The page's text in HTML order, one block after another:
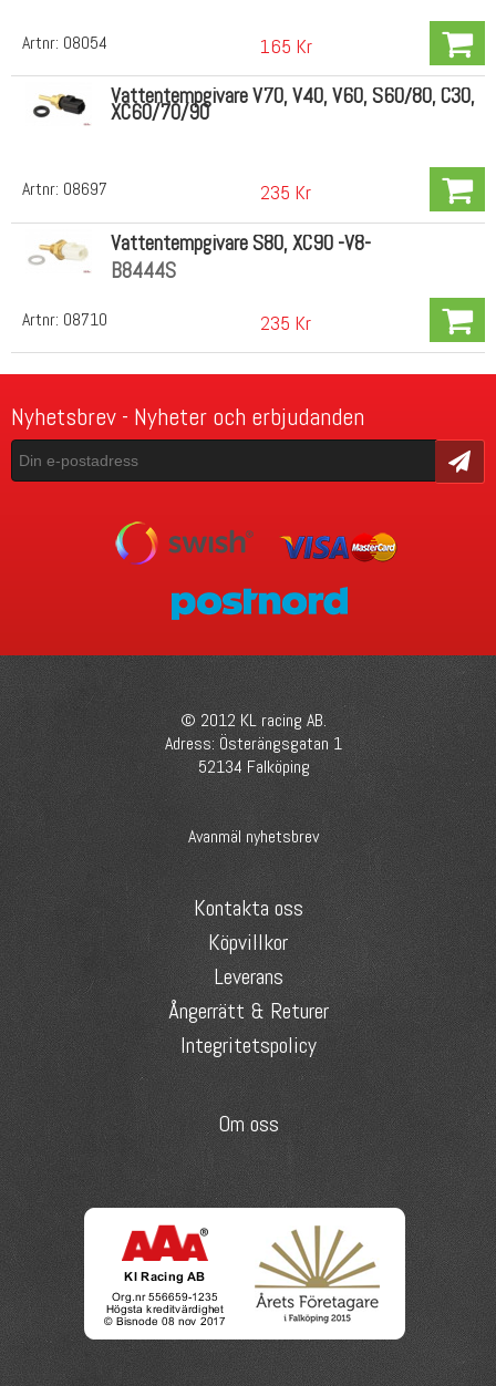
Artnr: 08054 165 Kr
Artnr: 08697
Vattentempgivare V70, V40, V60, S60/80, C30,
XC60/70/90
235 Kr
Artnr: 08710
Vattentempgivare S80, XC90 -V8-
B8444S
235 Kr
Nyhetsbrev - Nyheter och erbjudanden
Skicka
© 2012 KL racing AB.
Adress: Österängsgatan 1
52134 Falköping
Avanmäl nyhetsbrev
Kontakta oss
Köpvillkor
Leverans
Ångerrätt & Returer
Integritetspolicy
Om oss